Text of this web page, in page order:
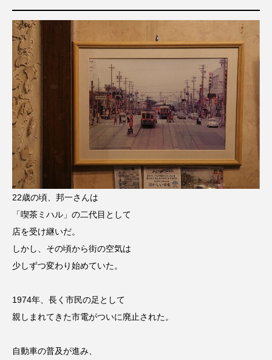
22歳の頃、邦一さんは
「喫茶ミハル」の二代目として
店を受け継いだ。
しかし、その頃から街の空気は
少しずつ変わり始めていた。
1974年、長く市民の足として
親しまれてきた市電がついに廃止された。
自動車の普及が進み、